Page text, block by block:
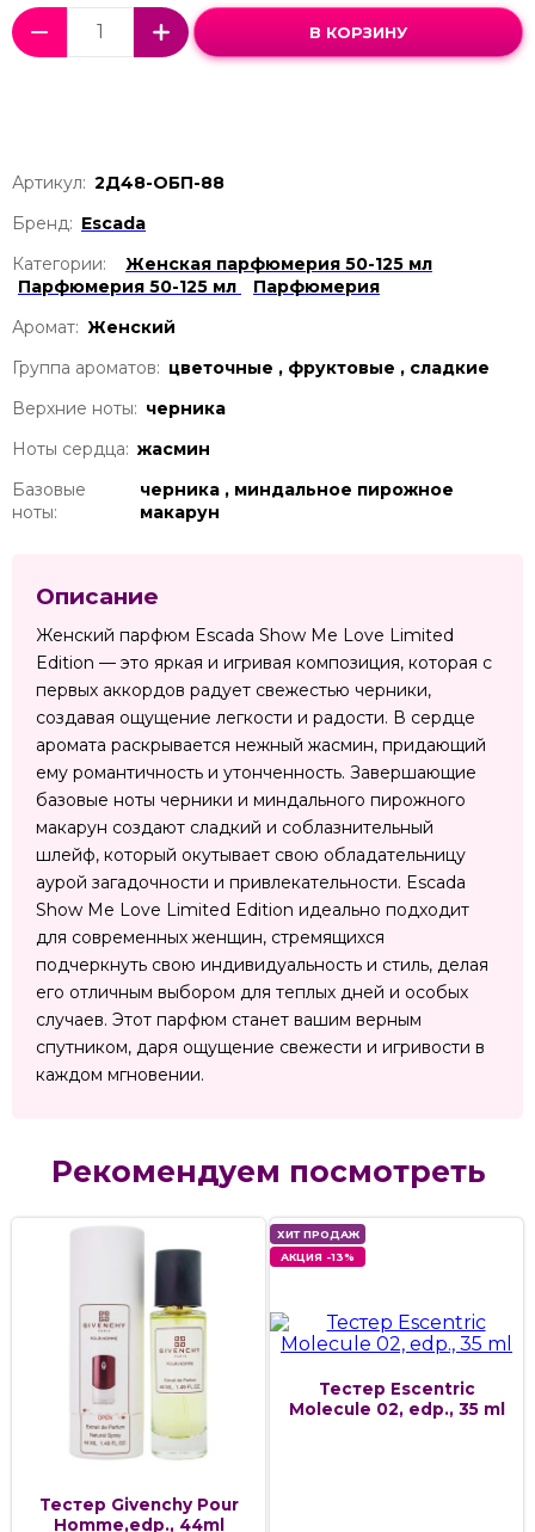
В КОРЗИНУ
Артикул: 2Д48-ОБП-88
Бренд: Escada
Категории:
Женская парфюмерия 50-125 мл
Парфюмерия 50-125 мл
Парфюмерия
Аромат: Женский
Группа ароматов: цветочные , фруктовые , сладкие
Верхние ноты: черника
Ноты сердца: жасмин
Базовые
ноты:
черника , миндальное пирожное
макарун
Описание
Женский парфюм Escada Show Me Love Limited
Edition — это яркая и игривая композиция, которая с
первых аккордов радует свежестью черники,
создавая ощущение легкости и радости. В сердце
аромата раскрывается нежный жасмин, придающий
ему романтичность и утонченность. Завершающие
базовые ноты черники и миндального пирожного
макарун создают сладкий и соблазнительный
шлейф, который окутывает свою обладательницу
аурой загадочности и привлекательности. Escada
Show Me Love Limited Edition идеально подходит
для современных женщин, стремящихся
подчеркнуть свою индивидуальность и стиль, делая
его отличным выбором для теплых дней и особых
случаев. Этот парфюм станет вашим верным
спутником, даря ощущение свежести и игривости в
каждом мгновении.
Рекомендуем посмотреть
Тестер Givenchy Pour
Homme,edp., 44ml
ХИТ ПРОДАЖ
АКЦИЯ -13%
Тестер Escentric
Molecule 02, edp., 35 ml